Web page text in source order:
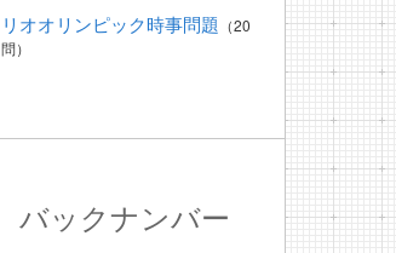
リオオリンピック時事問題 （20
問）
バックナンバー